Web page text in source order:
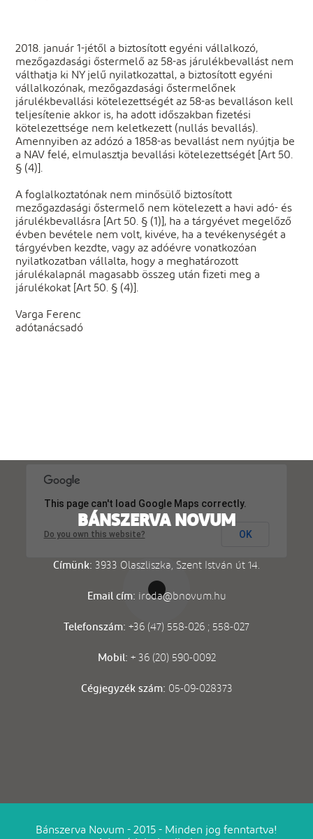
2018. január 1-jétől a biztosított egyéni vállalkozó,
mezőgazdasági őstermelő az 58-as járulékbevallást nem
válthatja ki NY jelű nyilatkozattal, a biztosított egyéni
vállalkozónak, mezőgazdasági őstermelőnek
járulékbevallási kötelezettségét az 58-as bevalláson kell
teljesítenie akkor is, ha adott időszakban fizetési
kötelezettsége nem keletkezett (nullás bevallás).
Amennyiben az adózó a 1858-as bevallást nem nyújtja be
a NAV felé, elmulasztja bevallási kötelezettségét [Art 50.
§ (4)].
A foglalkoztatónak nem minősülő biztosított
mezőgazdasági őstermelő nem kötelezett a havi adó- és
járulékbevallásra [Art 50. § (1)], ha a tárgyévet megelőző
évben bevétele nem volt, kivéve, ha a tevékenységét a
tárgyévben kezdte, vagy az adóévre vonatkozóan
nyilatkozatban vállalta, hogy a meghatározott
járulékalapnál magasabb összeg után fizeti meg a
járulékokat [Art 50. § (4)].
Varga Ferenc
adótanácsadó
This page can't load Google Maps correctly.
Do you own this website? OK
BÁNSZERVA NOVUM
Címünk: 3933 Olaszliszka, Szent István út 14.
Email cím: iroda@bnovum.hu
Telefonszám: +36 (47) 558-026 ; 558-027
Mobil: + 36 (20) 590-0092
Cégjegyzék szám: 05-09-028373
Bánszerva Novum - 2015 - Minden jog fenntartva!